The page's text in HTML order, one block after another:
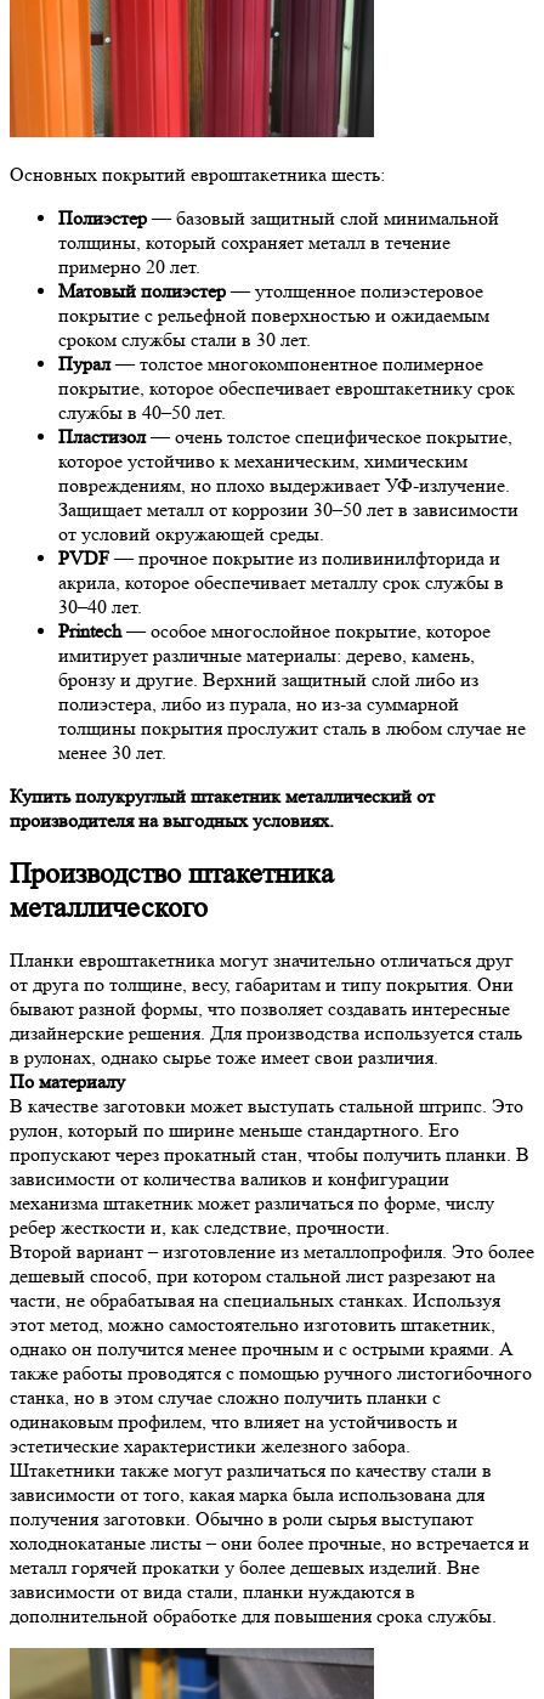
Основных покрытий евроштакетника шесть:
Полиэстер— базовый защитный слой минимальной
толщины, который сохраняет металл в течение
примерно 20 лет.
Матовый полиэстер— утолщенное полиэстеровое
покрытие с рельефной поверхностью и ожидаемым
сроком службы стали в 30 лет.
Пурал— толстое многокомпонентное полимерное
покрытие, которое обеспечивает евроштакетнику срок
службы в 40–50 лет.
Пластизол— очень толстое специфическое покрытие,
которое устойчиво к механическим, химическим
повреждениям, но плохо выдерживает УФ-излучение.
Защищает металл от коррозии 30–50 лет в зависимости
от условий окружающей среды.
PVDF— прочное покрытие из поливинилфторида и
акрила, которое обеспечивает металлу срок службы в
30–40 лет.
Printech— особое многослойное покрытие, которое
имитирует различные материалы: дерево, камень,
бронзу и другие. Верхний защитный слой либо из
полиэстера, либо из пурала, но из-за суммарной
толщины покрытия прослужит сталь в любом случае не
менее 30 лет.
Купить полукруглый штакетник металлический от
производителя на выгодных условиях.
Производство штакетника
металлического
Планки евроштакетника могут значительно отличаться друг
от друга по толщине, весу, габаритам и типу покрытия. Они
бывают разной формы, что позволяет создавать интересные
дизайнерские решения. Для производства используется сталь
в рулонах, однако сырье тоже имеет свои различия.
По материалу
В качестве заготовки может выступать стальной штрипс. Это
рулон, который по ширине меньше стандартного. Его
пропускают через прокатный стан, чтобы получить планки. В
зависимости от количества валиков и конфигурации
механизма штакетник может различаться по форме, числу
ребер жесткости и, как следствие, прочности.
Второй вариант – изготовление из металлопрофиля. Это более
дешевый способ, при котором стальной лист разрезают на
части, не обрабатывая на специальных станках. Используя
этот метод, можно самостоятельно изготовить штакетник,
однако он получится менее прочным и с острыми краями. А
также работы проводятся с помощью ручного листогибочного
станка, но в этом случае сложно получить планки с
одинаковым профилем, что влияет на устойчивость и
эстетические характеристики железного забора.
Штакетники также могут различаться по качеству стали в
зависимости от того, какая марка была использована для
получения заготовки. Обычно в роли сырья выступают
холоднокатаные листы – они более прочные, но встречается и
металл горячей прокатки у более дешевых изделий. Вне
зависимости от вида стали, планки нуждаются в
дополнительной обработке для повышения срока службы.